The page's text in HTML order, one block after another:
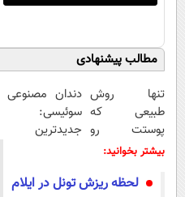
مطالب پیشنهادی
تنها روش
طبیعی که
پوستت رو
بصورت عمقی
میکنه
دندان مصنوعی
سوئیسی:
جدیدترین
پرداخت قسطی
بیشتر بخوانید:
لحظه ریزش تونل در ایلام